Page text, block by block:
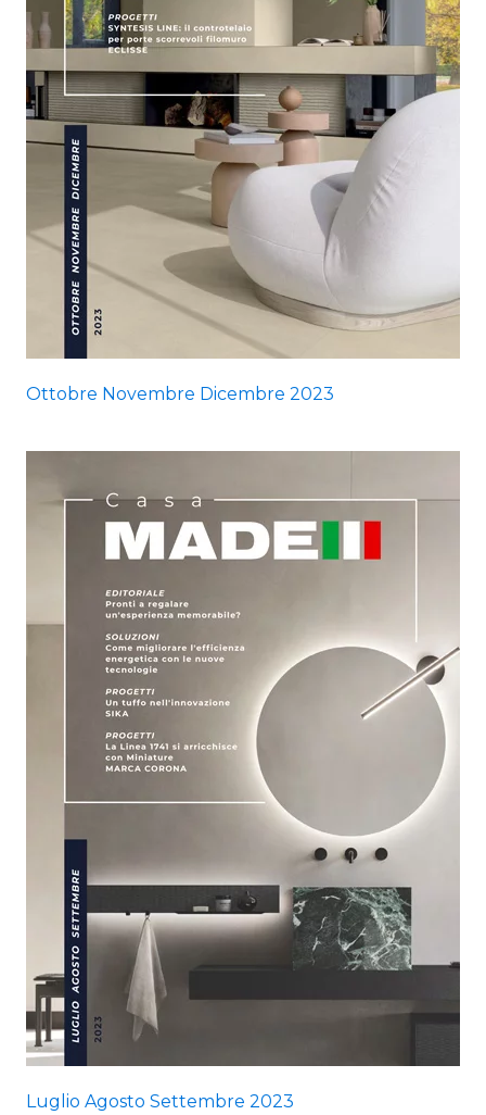
Ottobre Novembre Dicembre 2023
Luglio Agosto Settembre 2023